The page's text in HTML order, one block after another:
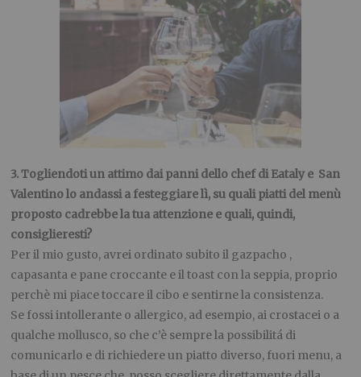
3. Togliendoti un attimo dai panni dello chef di Eataly e San
Valentino lo andassi a festeggiare lì, su quali piatti del menù
proposto cadrebbe la tua attenzione e quali, quindi,
consiglieresti?
Per il mio gusto, avrei ordinato subito il gazpacho ,
capasanta e pane croccante e il toast con la seppia, proprio
perchè mi piace toccare il cibo e sentirne la consistenza.
Se fossi intollerante o allergico, ad esempio, ai crostacei o a
qualche mollusco, so che c’è sempre la possibilitá di
comunicarlo e di richiedere un piatto diverso, fuori menu, a